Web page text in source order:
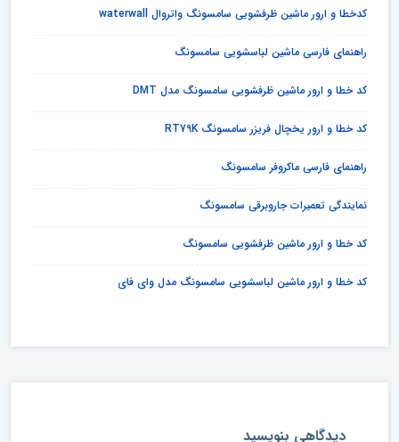
کدخطا و ارور ماشین ظرفشویی سامسونگ واتروال waterwall
راهنمای فارسی ماشین لباسشویی سامسونگ
کد خطا و ارور ماشین ظرفشویی سامسونگ مدل DMT
کد خطا و ارور یخچال فریزر سامسونگ RT79K
راهنمای فارسی ماکروفر سامسونگ
نمایندگی تعمیرات جاروبرقی سامسونگ
کد خطا و ارور ماشین ظرفشویی سامسونگ
کد خطا و ارور ماشین لباسشویی سامسونگ مدل وای فای
دیدگاهی بنویسید